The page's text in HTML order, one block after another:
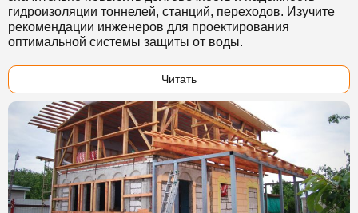
гидроизоляции тоннелей, станций, переходов. Изучите
рекомендации инженеров для проектирования
оптимальной системы защиты от воды.
Читать